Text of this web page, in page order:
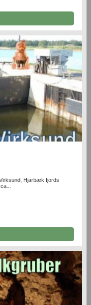
Hjarbæk fjords